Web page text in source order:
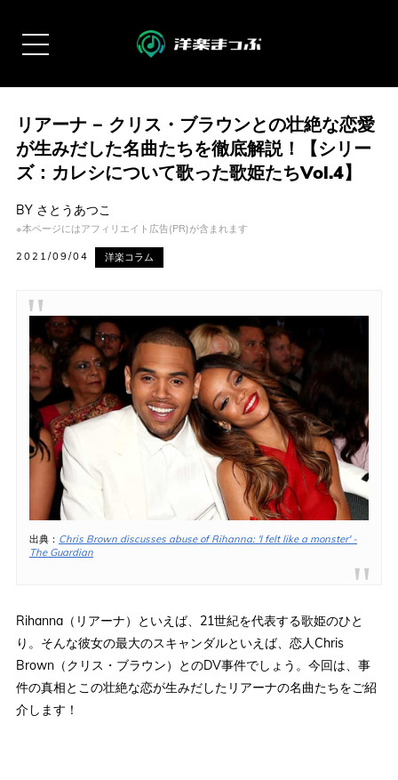
リアーナ − クリス・ブラウンとの壮絶な恋愛
が生みだした名曲たちを徹底解説！【シリー
ズ：カレシについて歌った歌姫たちVol.4】
BY さとうあつこ
※本ページにはアフィリエイト広告(PR)が含まれます
2021/09/04 洋楽コラム
出典： Chris Brown discusses abuse of Rihanna: 'I felt like a monster' -
The Guardian
Rihanna（リアーナ）といえば、21世紀を代表する歌姫のひと
り。そんな彼女の最大のスキャンダルといえば、恋人Chris
Brown（クリス・ブラウン）とのDV事件でしょう。今回は、事
件の真相とこの壮絶な恋が生みだしたリアーナの名曲たちをご紹
介します！